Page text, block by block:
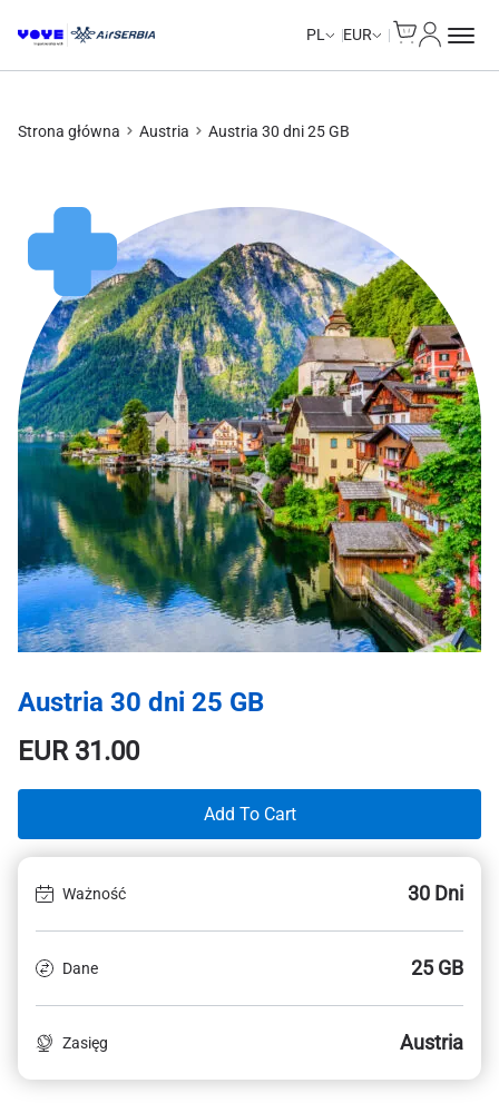
PL EUR
Strona główna Austria Austria 30 dni 25 GB
Austria 30 dni 25 GB
EUR31.00
Add To Cart
Ważność 30 Dni
Dane 25 GB
Zasięg Austria